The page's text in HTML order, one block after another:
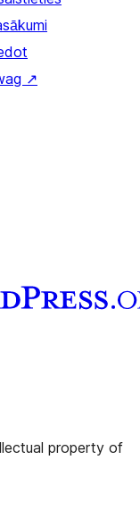
↗
property of